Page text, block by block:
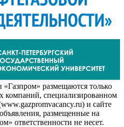
размещаются только
компаний, специализированном
и сайте
размещенные на
ответственности не несет.